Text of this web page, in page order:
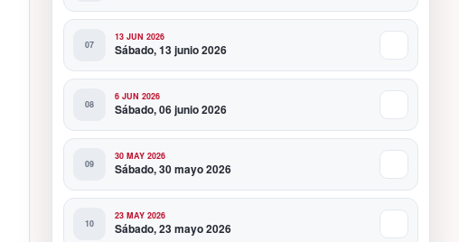
13 JUN 2026
Sábado, 13 junio 2026
6 JUN 2026
Sábado, 06 junio 2026
30 MAY 2026
Sábado, 30 mayo 2026
23 MAY 2026
Sábado, 23 mayo 2026